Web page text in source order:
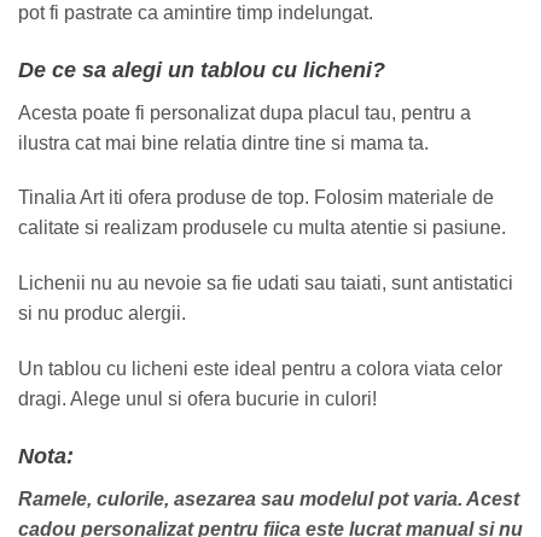
pot fi pastrate ca amintire timp indelungat.
De ce sa alegi un tablou cu licheni?
Acesta poate fi personalizat dupa placul tau, pentru a
ilustra cat mai bine relatia dintre tine si mama ta.
Tinalia Art iti ofera produse de top. Folosim materiale de
calitate si realizam produsele cu multa atentie si pasiune.
Lichenii nu au nevoie sa fie udati sau taiati, sunt antistatici
si nu produc alergii.
Un tablou cu licheni este ideal pentru a colora viata celor
dragi. Alege unul si ofera bucurie in culori!
Nota:
Ramele, culorile, asezarea sau modelul pot varia. Acest
cadou personalizat pentru fiica este lucrat manual si nu